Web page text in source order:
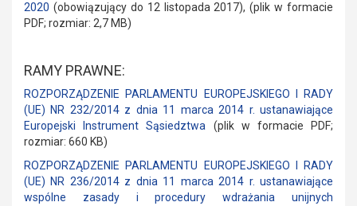
2020 (obowiązujący do 12 listopada 2017), (plik w formacie
PDF; rozmiar: 2,7 MB)
RAMY PRAWNE:
ROZPORZĄDZENIE PARLAMENTU EUROPEJSKIEGO I RADY
(UE) NR 232/2014 z dnia 11 marca 2014 r. ustanawiające
Europejski Instrument Sąsiedztwa (plik w formacie PDF;
rozmiar: 660 KB)
ROZPORZĄDZENIE PARLAMENTU EUROPEJSKIEGO I RADY
(UE) NR 236/2014 z dnia 11 marca 2014 r. ustanawiające
wspólne zasady i procedury wdrażania unijnych